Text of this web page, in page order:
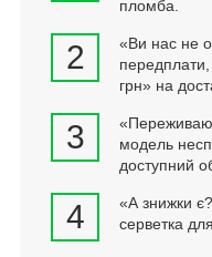
пломба.
2
«Ви нас не
грн» на
3
модель
доступний
4
«А знижки
серветка